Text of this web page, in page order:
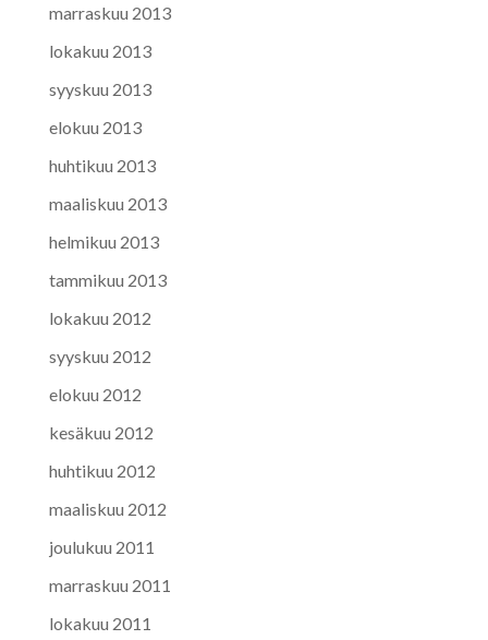
marraskuu 2013
lokakuu 2013
syyskuu 2013
elokuu 2013
huhtikuu 2013
maaliskuu 2013
helmikuu 2013
tammikuu 2013
lokakuu 2012
syyskuu 2012
elokuu 2012
kesäkuu 2012
huhtikuu 2012
maaliskuu 2012
joulukuu 2011
marraskuu 2011
lokakuu 2011